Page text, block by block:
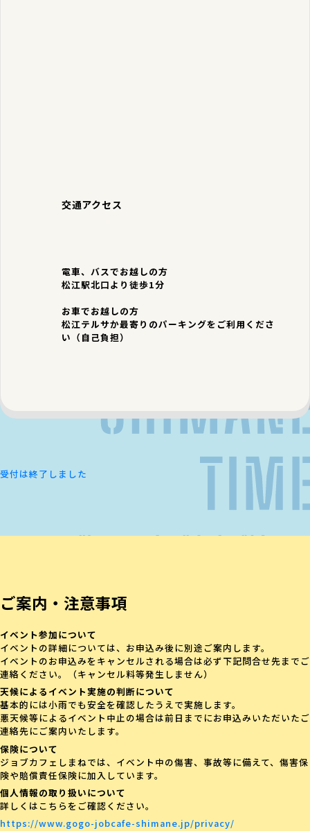
交通アクセス
電車、バスでお越しの方
松江駅北口より徒歩1分
お車でお越しの方
松江テルサか最寄りのパーキングをご利用くださ
い（自己負担）
受付は終了しました
ご案内・注意事項
イベント参加について
イベントの詳細については、お申込み後に別途ご案内します。
イベントのお申込みをキャンセルされる場合は必ず下記問合せ先までご
連絡ください。（キャンセル料等発生しません）
天候によるイベント実施の判断について
基本的には小雨でも安全を確認したうえで実施します。
悪天候等によるイベント中止の場合は前日までにお申込みいただいたご
連絡先にご案内いたします。
保険について
ジョブカフェしまねでは、イベント中の傷害、事故等に備えて、傷害保
険や賠償責任保険に加入しています。
個人情報の取り扱いについて
詳しくはこちらをご確認ください。
https://www.gogo-jobcafe-shimane.jp/privacy/